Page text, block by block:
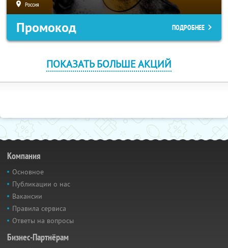
Россия
Промокод ПОДРОБНЕЕ
ПОКАЗАТЬ БОЛЬШЕ АКЦИЙ
Компания
Основное
Публикации о нас
Вакансии
Правила сервиса
Ответы на вопросы
Бизнес-Партнёрам